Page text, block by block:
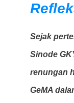
Sejak
Sinode
renungan
GeMA